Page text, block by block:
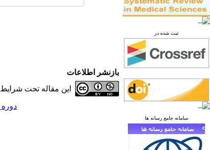
ثبت شده در
سامانه جامع رسانه ها
بازنشر اطلاعات
این مقاله تحت شرایط
دوره 4، شماره 2 - ( تابستان 1398 )